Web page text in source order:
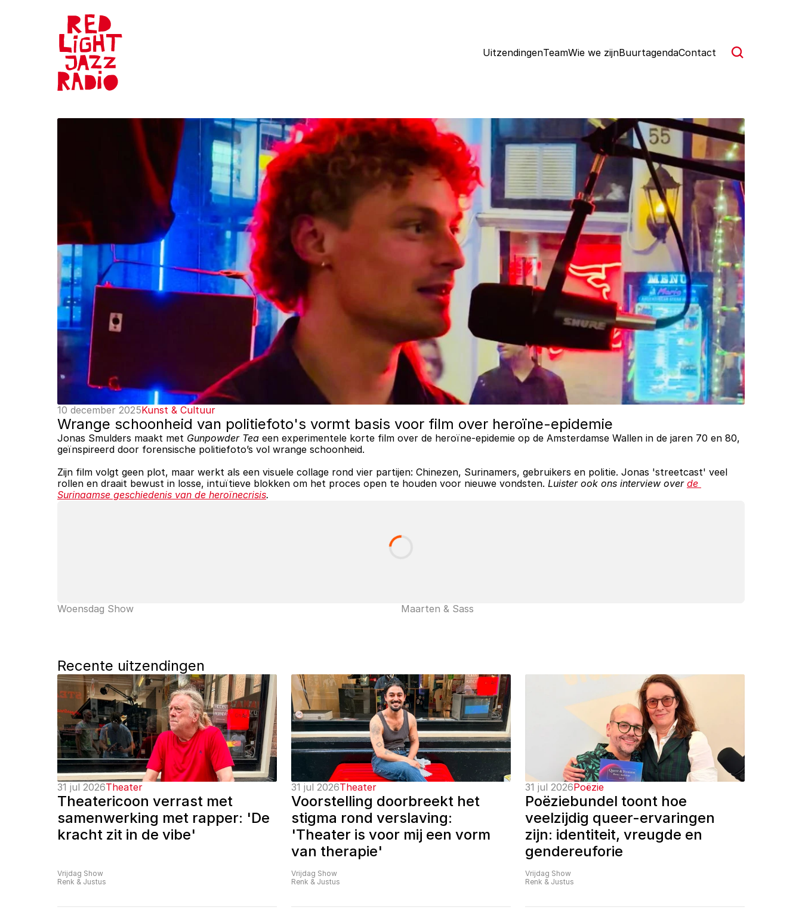
UitzendingenTeamWie we zijnBuurtagendaContact
10 december 2025Kunst & Cultuur
Wrange schoonheid van politiefoto's vormt basis voor film over heroïne-epidemie
Jonas Smulders maakt met Gunpowder Tea een experimentele korte film over de heroïne-epidemie op de Amsterdamse Wallen in de jaren 70 en 80,
geïnspireerd door forensische politiefoto’s vol wrange schoonheid.
Zijn film volgt geen plot, maar werkt als een visuele collage rond vier partijen: Chinezen, Surinamers, gebruikers en politie. Jonas 'streetcast' veel
rollen en draait bewust in losse, intuïtieve blokken om het proces open te houden voor nieuwe vondsten. Luister ook ons interview over de
Surinaamse geschiedenis van de heroïnecrisis.
Woensdag Show Maarten & Sass
Recente uitzendingen
31 jul 2026Theater
Theatericoon verrast met
samenwerking met rapper: 'De
kracht zit in de vibe'
Vrijdag Show
Renk & Justus
31 jul 2026Theater
Voorstelling doorbreekt het
stigma rond verslaving:
'Theater is voor mij een vorm
van therapie'
Vrijdag Show
Renk & Justus
31 jul 2026Poëzie
Poëziebundel toont hoe
veelzijdig queer-ervaringen
zijn: identiteit, vreugde en
gendereuforie
Vrijdag Show
Renk & Justus